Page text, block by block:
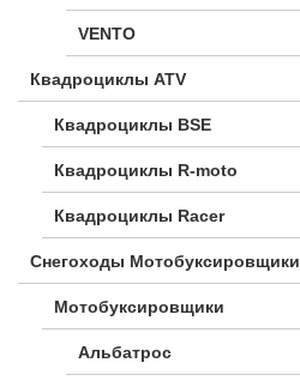
VENTO
Квадроциклы ATV
Квадроциклы BSE
Квадроциклы R-moto
Квадроциклы Racer
Снегоходы Мотобуксировщики
Мотобуксировщики
Альбатрос